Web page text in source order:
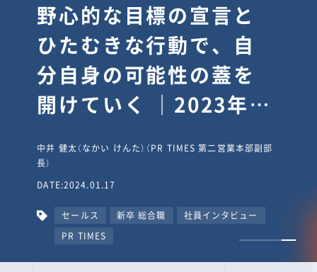
逆境では自分のスタン
スを変え“予想を裏切
り、期待を超える”【真
輔塾・前編】
山田真輔（やまだ しんすけ）（執行役員 兼 Jooto事業部
長）
DATE:2023.09.08
カルチャー CxO キャリア入社 Jooto